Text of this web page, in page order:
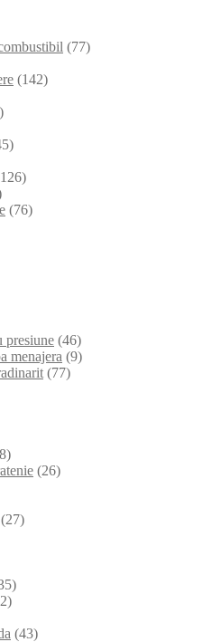
(77)
(142)
(76)
presiune (46)
menajera (9)
(77)
(26)
(27)
(43)